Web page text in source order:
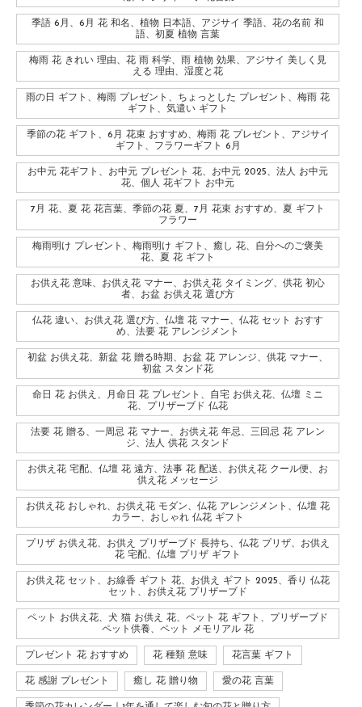
季語 6月、6月 花 和名、植物 日本語、アジサイ 季語、花の名前 和
語、初夏 植物 言葉
梅雨 花 きれい 理由、花 雨 科学、雨 植物 効果、アジサイ 美しく見
える 理由、湿度と花
雨の日 ギフト、梅雨 プレゼント、ちょっとした プレゼント、梅雨 花
ギフト、気遣い ギフト
季節の花 ギフト、6月 花束 おすすめ、梅雨 花 プレゼント、アジサイ
ギフト、フラワーギフト 6月
お中元 花ギフト、お中元 プレゼント 花、お中元 2025、法人 お中元
花、個人 花ギフト お中元
7月 花、夏 花 花言葉、季節の花 夏、7月 花束 おすすめ、夏 ギフト
フラワー
梅雨明け プレゼント、梅雨明け ギフト、癒し 花、自分へのご褒美
花、夏 花 ギフト
お供え花 意味、お供え花 マナー、お供え花 タイミング、供花 初心
者、お盆 お供え花 選び方
仏花 違い、お供え花 選び方、仏壇 花 マナー、仏花 セット おすす
め、法要 花 アレンジメント
初盆 お供え花、新盆 花 贈る時期、お盆 花 アレンジ、供花 マナー、
初盆 スタンド花
命日 花 お供え、月命日 花 プレゼント、自宅 お供え花、仏壇 ミニ
花、プリザーブド 仏花
法要 花 贈る、一周忌 花 マナー、お供え花 年忌、三回忌 花 アレン
ジ、法人 供花 スタンド
お供え花 宅配、仏壇 花 遠方、法事 花 配送、お供え花 クール便、お
供え花 メッセージ
お供え花 おしゃれ、お供え花 モダン、仏花 アレンジメント、仏壇 花
カラー、おしゃれ 仏花 ギフト
プリザ お供え花、お供え プリザーブド 長持ち、仏花 プリザ、お供え
花 宅配、仏壇 プリザ ギフト
お供え花 セット、お線香 ギフト 花、お供え ギフト 2025、香り 仏花
セット、お供え花 プリザーブド
ペット お供え花、犬 猫 お供え 花、ペット 花 ギフト、プリザーブド
ペット供養、ペット メモリアル 花
プレゼント 花 おすすめ 花 種類 意味 花言葉 ギフト
花 感謝 プレゼント 癒し 花 贈り物 愛の花 言葉